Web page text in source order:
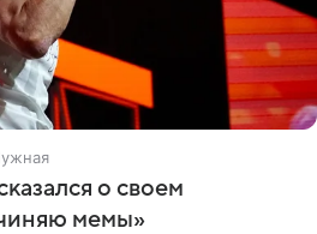
о своем
мемы»